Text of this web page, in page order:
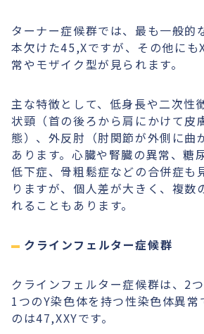
ターナー症候群では、最も一般的
本欠けた45,Xですが、その他にも
常やモザイク型が見られます。
主な特徴として、低身長や二次性
状頸（首の後ろから肩にかけて皮
態）、外反肘（肘関節が外側に曲
あります。心臓や腎臓の異常、糖
低下症、骨粗鬆症などの合併症も
りますが、個人差が大きく、複数
れることもあります。
クラインフェルター症候群
クラインフェルター症候群は、2
1つのY染色体を持つ性染色体異常
のは47,XXYです。